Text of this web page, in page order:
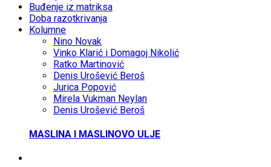
Buđenje iz matriksa
Doba razotkrivanja
Kolumne
Nino Novak
Vinko Klarić i Domagoj Nikolić
Ratko Martinović
Denis Urošević Beroš
Jurica Popović
Mirela Vukman Neylan
Denis Urošević Beroš
MASLINA I MASLINOVO ULJE